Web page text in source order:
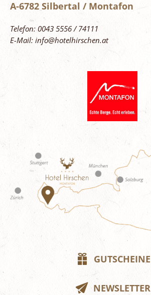
A-6782 Silbertal / Montafon
Telefon: 0043 5556 / 74111
E-Mail: info@hotelhirschen.at
GUTSCHEINE
NEWSLETTER